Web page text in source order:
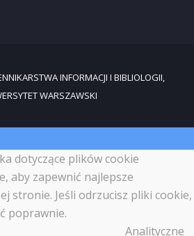
INFORMACJI I BIBLIOLOGII,
WARSZAWSKI
dotyczące plików cookie
aby zapewnić najlepsze
stronie. Jeśli odrzucisz pliki cookie,
poprawnie.
Analityczne